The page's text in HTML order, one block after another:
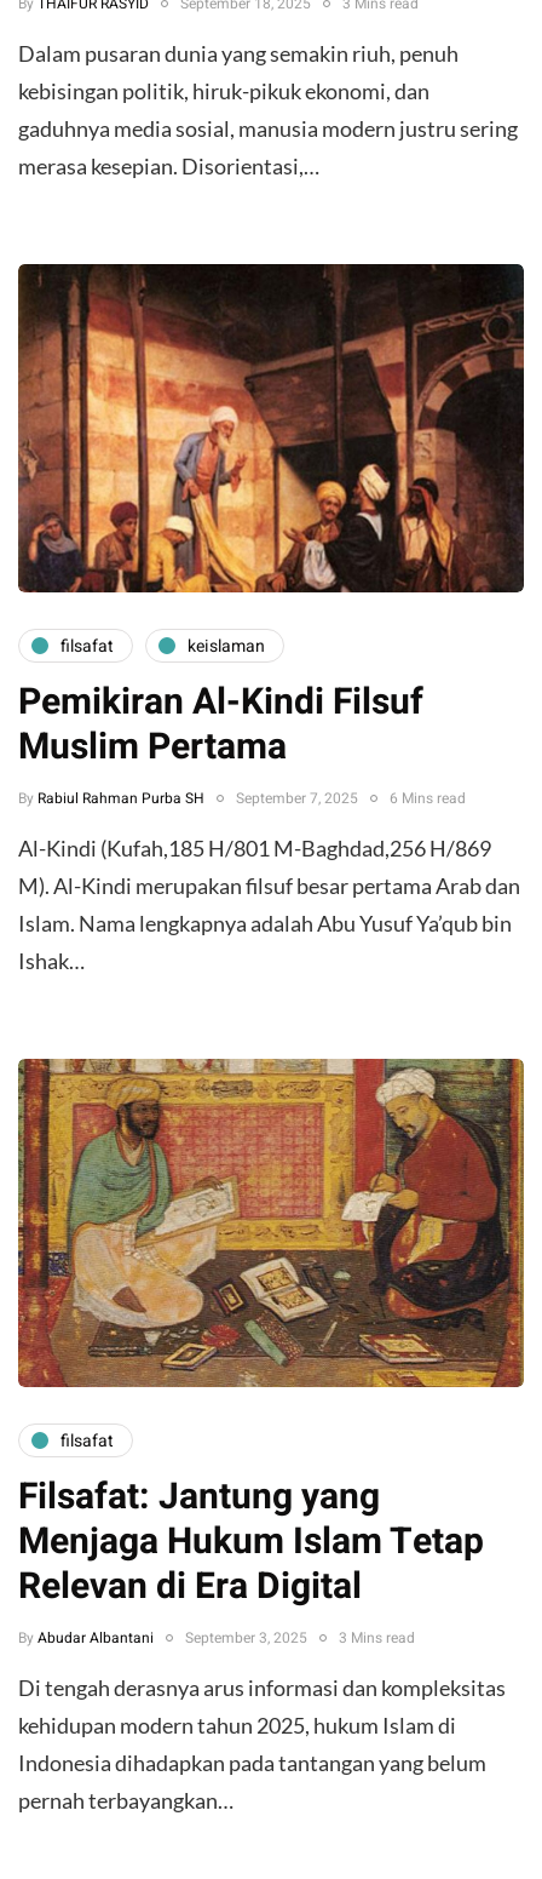
Dalam pusaran dunia yang semakin riuh, penuh
kebisingan politik, hiruk-pikuk ekonomi, dan
gaduhnya media sosial, manusia modern justru sering
merasa kesepian. Disorientasi,…
filsafat keislaman
Pemikiran Al-Kindi Filsuf
Muslim Pertama
By Rabiul Rahman Purba SH September 7, 2025 6 Mins read
Al-Kindi (Kufah,185 H/801 M-Baghdad,256 H/869
M). Al-Kindi merupakan filsuf besar pertama Arab dan
Islam. Nama lengkapnya adalah Abu Yusuf Ya’qub bin
Ishak…
filsafat
Filsafat: Jantung yang
Menjaga Hukum Islam Tetap
Relevan di Era Digital
By Abudar Albantani September 3, 2025 3 Mins read
Di tengah derasnya arus informasi dan kompleksitas
kehidupan modern tahun 2025, hukum Islam di
Indonesia dihadapkan pada tantangan yang belum
pernah terbayangkan…